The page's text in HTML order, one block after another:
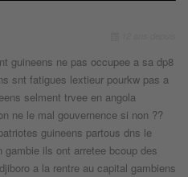
guineens ne pas occupee a sa dp8
snt fatigues lextieur pourkw pas a
selment trvee en angola
ne le mal gouvernence si non ??
guineens partous dns le
gambie ils ont arretee bcoup des
a la rentre au capital gambiens